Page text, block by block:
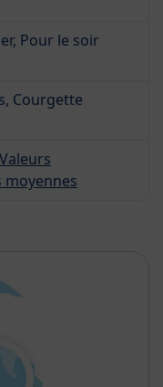
Pour le soir
Courgette